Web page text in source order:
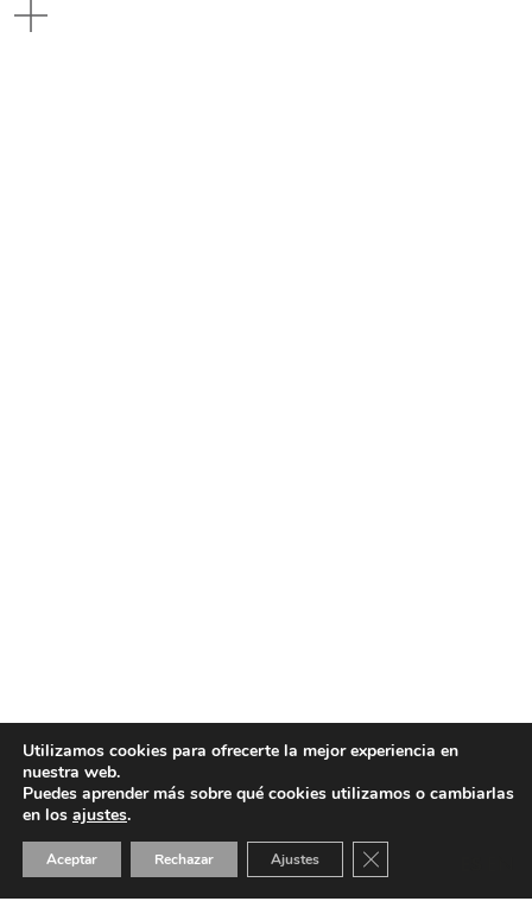
Utilizamos cookies para ofrecerte la mejor experiencia en
nuestra web.
Puedes aprender más sobre qué cookies utilizamos o cambiarlas
en los ajustes.
Aceptar Rechazar Ajustes Cerrar el banner de